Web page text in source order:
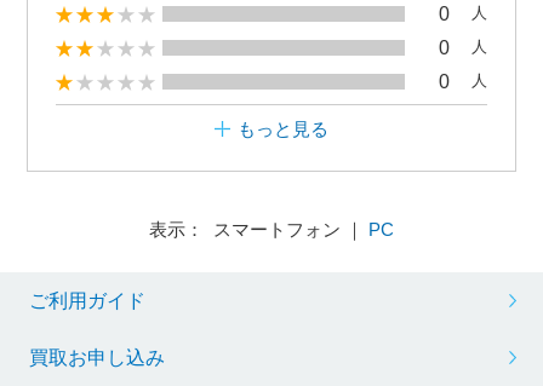
0 人
0 人
0 人
もっと見る
表示： スマートフォン ｜ PC
ご利用ガイド
買取お申し込み